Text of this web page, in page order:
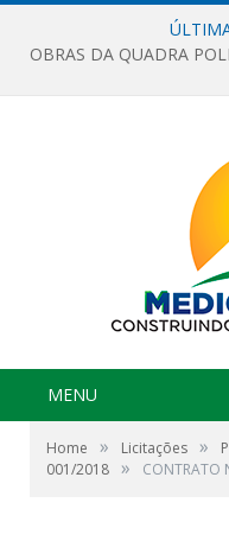
MENU
Home » Licitações »
001/2018 » CONTRATO